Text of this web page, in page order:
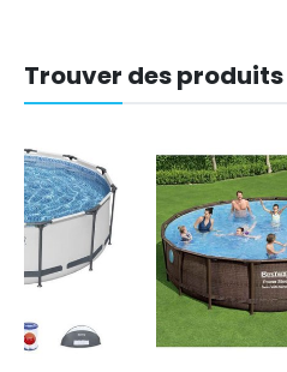
Forme
Référence (EAN)
Trouver des